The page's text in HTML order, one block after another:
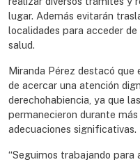
lugar. Además evitarán
localidades para acceder
salud.
Miranda Pérez destacó que
de acercar una atención
derechohabiencia, ya que
permanecieron durante
adecuaciones significativas.
“Seguimos trabajando para